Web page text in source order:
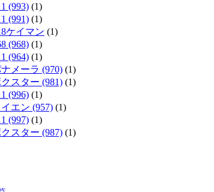
(993) (1)
(991) (1)
ケイマン (1)
(968) (1)
(964) (1)
メーラ (970) (1)
スター (981) (1)
(996) (1)
エン (957) (1)
(997) (1)
スター (987) (1)